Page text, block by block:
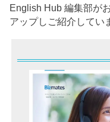
English Hub 編集部が
アップしご紹介してい